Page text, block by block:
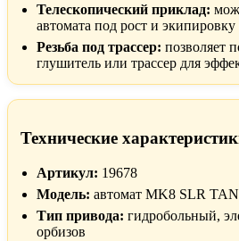
Телескопический приклад:
автомата под рост и экипировку
Резьба под трассер: позволяет
глушитель или трассер для
Технические
Артикул: 19678
Модель: автомат MK8 SLR
Тип привода: гидробольный,
орбизов